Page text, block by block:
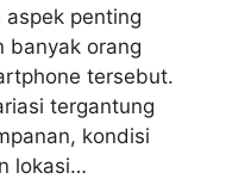
aspek penting
banyak orang
tersebut.
tergantung
kondisi
lokasi…